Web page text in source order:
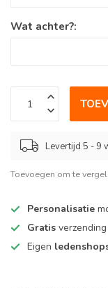
Wat achter?:
Levertijd 5 - 9
Toevoegen om te
Personalisatie
Gratis
Eigen